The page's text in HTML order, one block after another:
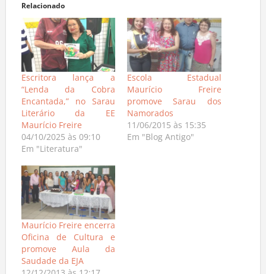
Relacionado
Escritora lança a
“Lenda da Cobra
Encantada,” no Sarau
Literário da EE
Maurício Freire
04/10/2025 às 09:10
Em "Literatura"
Escola Estadual
Maurício Freire
promove Sarau dos
Namorados
11/06/2015 às 15:35
Em "Blog Antigo"
Maurício Freire encerra
Oficina de Cultura e
promove Aula da
Saudade da EJA